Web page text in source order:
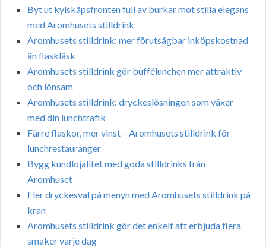
Byt ut kylskåpsfronten full av burkar mot stilla elegans
med Aromhusets stilldrink
Aromhusets stilldrink: mer förutsägbar inköpskostnad
än flaskläsk
Aromhusets stilldrink gör buffélunchen mer attraktiv
och lönsam
Aromhusets stilldrink: dryckeslösningen som växer
med din lunchtrafik
Färre flaskor, mer vinst – Aromhusets stilldrink för
lunchrestauranger
Bygg kundlojalitet med goda stilldrinks från
Aromhuset
Fler dryckesval på menyn med Aromhusets stilldrink på
kran
Aromhusets stilldrink gör det enkelt att erbjuda flera
smaker varje dag